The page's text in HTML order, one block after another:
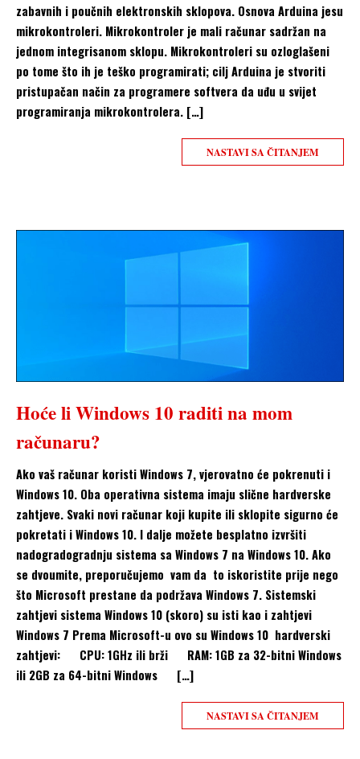
zabavnih i poučnih elektronskih sklopova. Osnova Arduina jesu
mikrokontroleri. Mikrokontroler je mali računar sadržan na
jednom integrisanom sklopu. Mikrokontroleri su ozloglašeni
po tome što ih je teško programirati; cilj Arduina je stvoriti
pristupačan način za programere softvera da uđu u svijet
programiranja mikrokontrolera. […]
NASTAVI SA ČITANJEM
Hoće li Windows 10 raditi na mom
računaru?
Ako vaš računar koristi Windows 7, vjerovatno će pokrenuti i
Windows 10. Oba operativna sistema imaju slične hardverske
zahtjeve. Svaki novi računar koji kupite ili sklopite sigurno će
pokretati i Windows 10. I dalje možete besplatno izvršiti
nadogradogradnju sistema sa Windows 7 na Windows 10. Ako
se dvoumite, preporučujemo vam da to iskoristite prije nego
što Microsoft prestane da podržava Windows 7. Sistemski
zahtjevi sistema Windows 10 (skoro) su isti kao i zahtjevi
Windows 7 Prema Microsoft-u ovo su Windows 10 hardverski
zahtjevi: CPU: 1GHz ili brži RAM: 1GB za 32-bitni Windows
ili 2GB za 64-bitni Windows […]
NASTAVI SA ČITANJEM